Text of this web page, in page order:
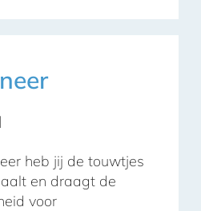
heb jij de touwtjes
en draagt de
voor